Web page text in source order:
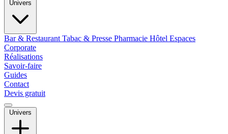
Bar & Restaurant Tabac & Presse Pharmacie Hôtel Espaces
Corporate
Réalisations
Savoir-faire
Guides
Contact
Devis gratuit
Univers